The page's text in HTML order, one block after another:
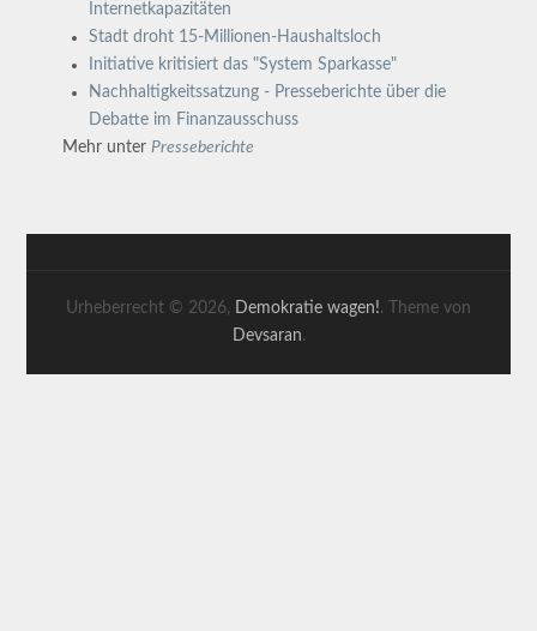
Internetkapazitäten
Stadt droht 15-Millionen-Haushaltsloch
Initiative kritisiert das "System Sparkasse"
Nachhaltigkeitssatzung - Presseberichte über die
Debatte im Finanzausschuss
Mehr unterPresseberichte
Urheberrecht © 2026, Demokratie wagen!. Theme von
Devsaran.